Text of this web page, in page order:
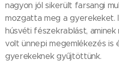
nagyon jól sikerült farsangi
mozgatta meg a gyerekeket.
húsvéti fészekrablást,
volt ünnepi megemlékezés is
gyerekeknek gyűjtöttünk.